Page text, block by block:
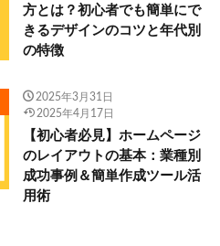
方とは？初心者でも簡単にで
きるデザインのコツと年代別
の特徴
2025年3月31日
2025年4月17日
【初心者必見】ホームページ
のレイアウトの基本：業種別
成功事例＆簡単作成ツール活
用術